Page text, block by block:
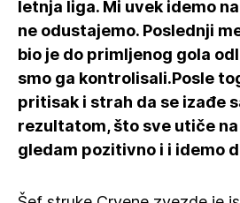
letnja liga. Mi uvek idemo
ne odustajemo. Poslednji
bio je do primljenog gola
smo ga kontrolisali.Posle
pritisak i strah da se izađe
rezultatom, što sve utiče
gledam pozitivno i i idemo